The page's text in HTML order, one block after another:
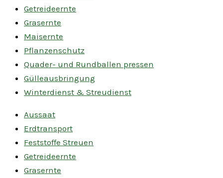
Getreideernte
Grasernte
Maisernte
Pflanzenschutz
Quader- und Rundballen pressen
Gülleausbringung
Winterdienst & Streudienst
Aussaat
Erdtransport
Feststoffe Streuen
Getreideernte
Grasernte